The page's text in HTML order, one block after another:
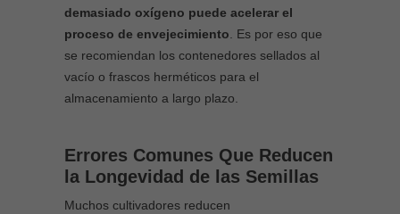
demasiado oxígeno puede acelerar el
proceso de envejecimiento. Es por eso que
se recomiendan los contenedores sellados al
vacío o frascos herméticos para el
almacenamiento a largo plazo.
Errores Comunes Que Reducen
la Longevidad de las Semillas
Muchos cultivadores reducen